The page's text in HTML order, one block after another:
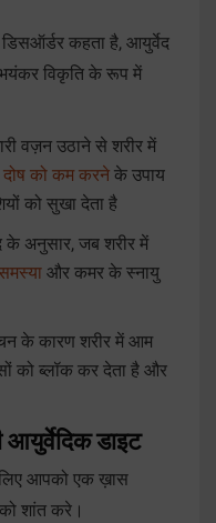
कहता है, आयुर्वेद
विकृति के रूप में
वज़न उठाने से शरीर में
दोष को कम करने के उपाय
को सुखा देता है
के अनुसार, जब शरीर में
और कमर के स्नायु
के कारण शरीर में आम
को ब्लॉक कर देता है और
आयुर्वेदिक डाइट
आपको एक ख़ास
को शांत करे।